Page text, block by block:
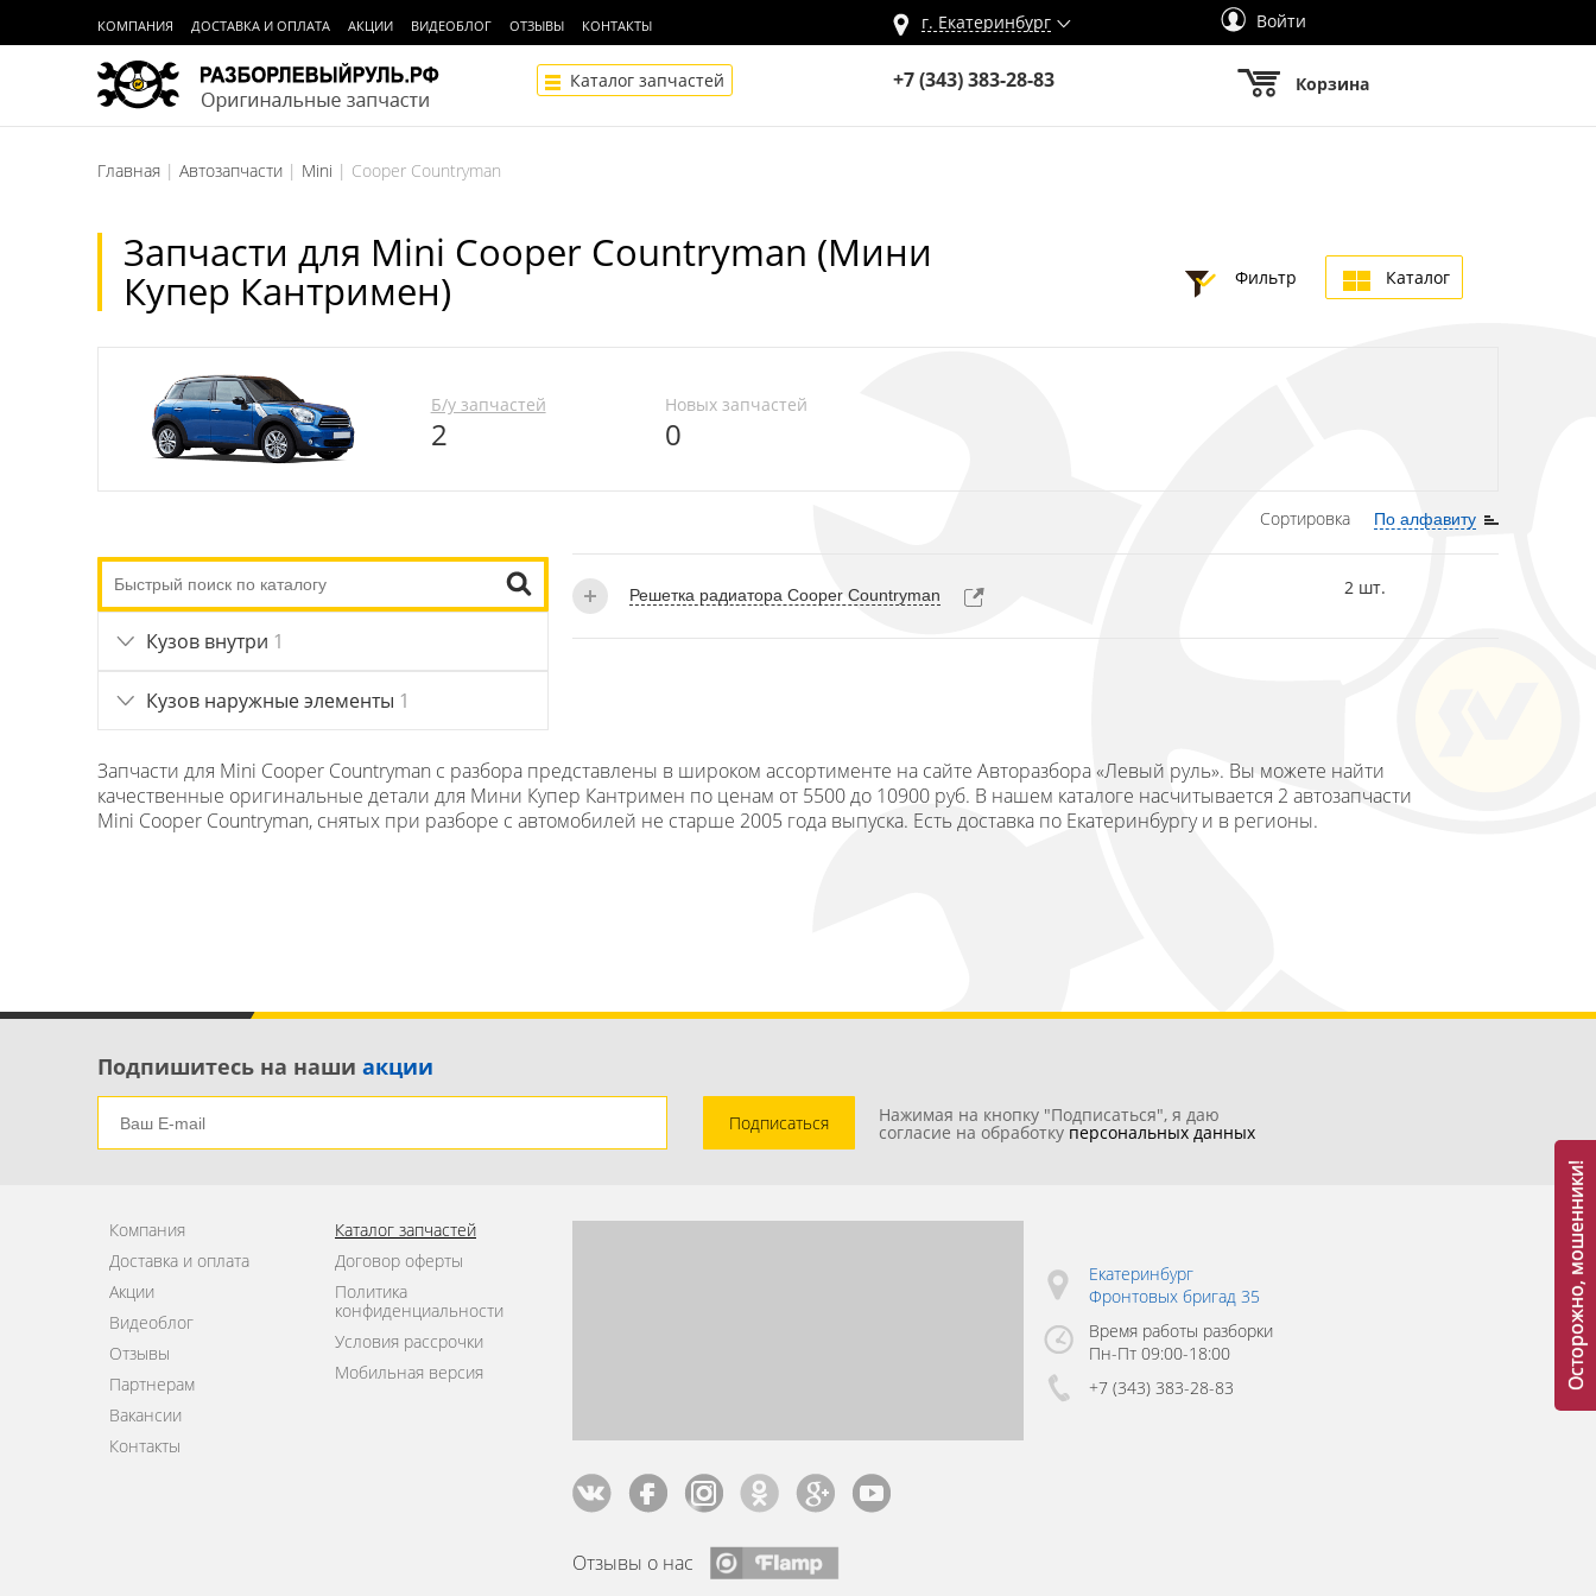
КОМПАНИЯ ДОСТАВКА И ОПЛАТА АКЦИИ ВИДЕОБЛОГ ОТЗЫВЫ КОНТАКТЫ г. Екатеринбург Войти
Каталог запчастей +7 (343) 383-28-83 Корзина
Главная Автозапчасти Mini Cooper Countryman
Запчасти для Mini Cooper Countryman (Мини
Купер Кантримен) Фильтр Каталог
Б/у запчастей
2
Новых запчастей
0
Кузов внутри 1
Кузов наружные элементы 1
Сортировка По алфавиту
Решетка радиатора Cooper Countryman 2 шт.
Запчасти для Mini Cooper Countryman с разбора представлены в широком ассортименте на сайте Авторазбора «Левый руль». Вы можете найти
качественные оригинальные детали для Мини Купер Кантримен по ценам от 5500 до 10900 руб. В нашем каталоге насчитывается 2 автозапчасти
Mini Cooper Countryman, снятых при разборе с автомобилей не старше 2005 года выпуска. Есть доставка по Екатеринбургу и в регионы.
Подпишитесь на наши акции
Подписаться Нажимая на кнопку "Подписаться", я даю
согласие на обработку персональных данных
Компания
Доставка и оплата
Акции
Видеоблог
Отзывы
Партнерам
Вакансии
Контакты
Каталог запчастей
Договор оферты
Политика
конфиденциальности
Условия рассрочки
Мобильная версия
Отзывы о нас
Екатеринбург
Фронтовых бригад 35
Время работы разборки
Пн-Пт 09:00-18:00
+7 (343) 383-28-83
Осторожно, мошенники!